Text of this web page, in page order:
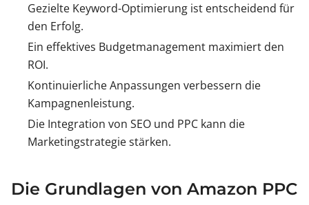
Gezielte Keyword-Optimierung ist entscheidend für
den Erfolg.
Ein effektives Budgetmanagement maximiert den
ROI.
Kontinuierliche Anpassungen verbessern die
Kampagnenleistung.
Die Integration von SEO und PPC kann die
Marketingstrategie stärken.
Die Grundlagen von Amazon PPC